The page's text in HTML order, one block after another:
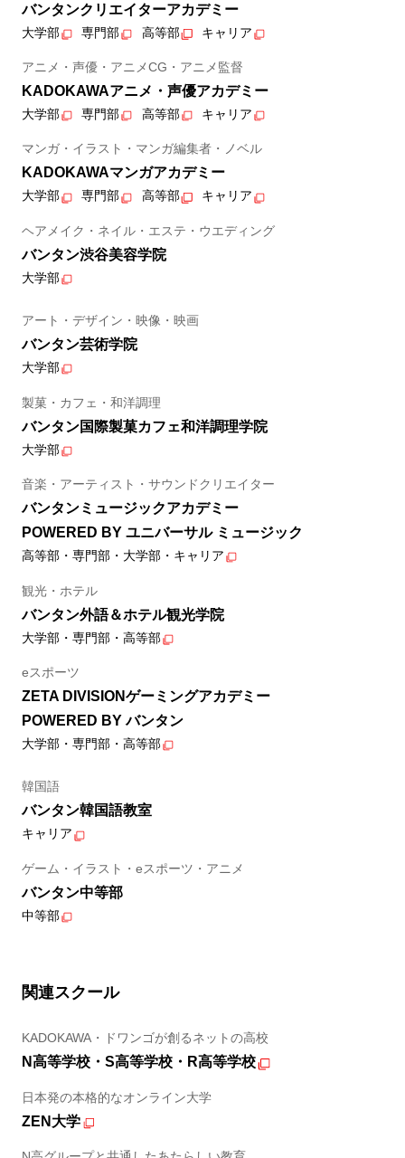
バンタンクリエイターアカデミー
大学部 専門部 高等部 キャリア
アニメ・声優・アニメCG・アニメ監督
KADOKAWAアニメ・声優アカデミー
大学部 専門部 高等部 キャリア
マンガ・イラスト・マンガ編集者・ノベル
KADOKAWAマンガアカデミー
大学部 専門部 高等部 キャリア
ヘアメイク・ネイル・エステ・ウエディング
バンタン渋谷美容学院
大学部
アート・デザイン・映像・映画
バンタン芸術学院
大学部
製菓・カフェ・和洋調理
バンタン国際製菓カフェ和洋調理学院
大学部
音楽・アーティスト・サウンドクリエイター
バンタンミュージックアカデミー
POWERED BY ユニバーサル ミュージック
高等部・専門部・大学部・キャリア
観光・ホテル
バンタン外語＆ホテル観光学院
大学部・専門部・高等部
eスポーツ
ZETA DIVISIONゲーミングアカデミー
POWERED BY バンタン
大学部・専門部・高等部
韓国語
バンタン韓国語教室
キャリア
ゲーム・イラスト・eスポーツ・アニメ
バンタン中等部
中等部
関連スクール
KADOKAWA・ドワンゴが創るネットの高校
N高等学校・S高等学校・R高等学校
日本発の本格的なオンライン大学
ZEN大学